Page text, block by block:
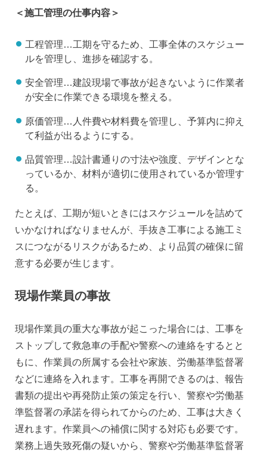
＜施工管理の仕事内容＞
工程管理…工期を守るため、工事全体のスケジュー
ルを管理し、進捗を確認する。
安全管理…建設現場で事故が起きないように作業者
が安全に作業できる環境を整える。
原価管理…人件費や材料費を管理し、予算内に抑え
て利益が出るようにする。
品質管理…設計書通りの寸法や強度、デザインとな
っているか、材料が適切に使用されているか管理す
る。
たとえば、工期が短いときにはスケジュールを詰めて
いかなければなりませんが、手抜き工事による施工ミ
スにつながるリスクがあるため、より品質の確保に留
意する必要が生じます。
現場作業員の事故
現場作業員の重大な事故が起こった場合には、工事を
ストップして救急車の手配や警察への連絡をするとと
もに、作業員の所属する会社や家族、労働基準監督署
などに連絡を入れます。工事を再開できるのは、報告
書類の提出や再発防止策の策定を行い、警察や労働基
準監督署の承諾を得られてからのため、工事は大きく
遅れます。作業員への補償に関する対応も必要です。
業務上過失致死傷の疑いから、警察や労働基準監督署